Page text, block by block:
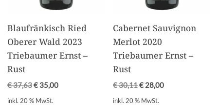
Blaufränkisch Ried
Oberer Wald 2023
Triebaumer Ernst –
Rust
€37,63€ 35,00
inkl. 20 % MwSt.
Cabernet Sauvignon
Merlot 2020
Triebaumer Ernst –
Rust
€30,11€ 28,00
inkl. 20 % MwSt.